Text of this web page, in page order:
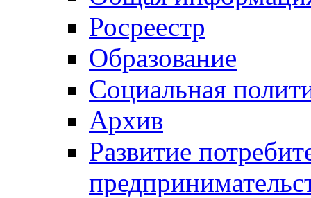
Росреестр
Образование
Социальная
Архив
Развитие